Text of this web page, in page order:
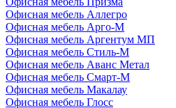
Офисная мебель Аллегро
Офисная мебель Арго-М
Офисная мебель Аргентум МП
Офисная мебель Стиль-М
Офисная мебель Аванс Метал
Офисная мебель Смарт-М
Офисная мебель Макалау
Офисная мебель Глосс